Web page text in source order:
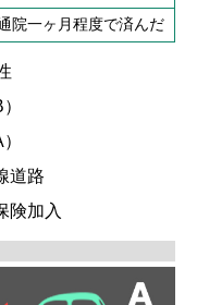
院一ヶ月程度で済んだ
道路
険加入